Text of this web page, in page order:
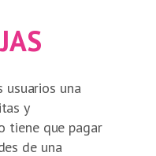
usuarios una
y
tiene que pagar
de una